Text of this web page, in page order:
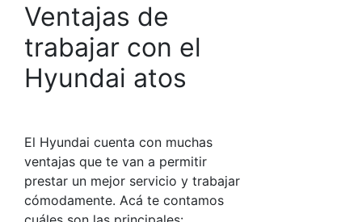
Ventajas de
trabajar con el
Hyundai atos
El Hyundai cuenta con muchas
ventajas que te van a permitir
prestar un mejor servicio y trabajar
cómodamente. Acá te contamos